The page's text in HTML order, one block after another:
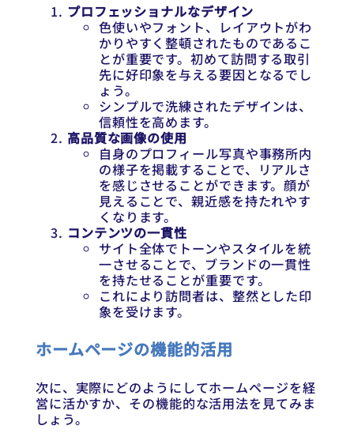
プロフェッショナルなデザイン
色使いやフォント、レイアウトがわ
かりやすく整頓されたものであるこ
とが重要です。初めて訪問する取引
先に好印象を与える要因となるでし
ょう。
シンプルで洗練されたデザインは、
信頼性を高めます。
高品質な画像の使用
自身のプロフィール写真や事務所内
の様子を掲載することで、リアルさ
を感じさせることができます。顔が
見えることで、親近感を持たれやす
くなります。
コンテンツの一貫性
サイト全体でトーンやスタイルを統
一させることで、ブランドの一貫性
を持たせることが重要です。
これにより訪問者は、整然とした印
象を受けます。
ホームページの機能的活用
次に、実際にどのようにしてホームページを経
営に活かすか、その機能的な活用法を見てみま
しょう。